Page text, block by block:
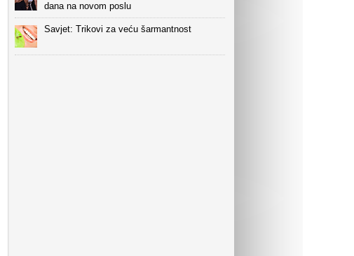
dana na novom poslu
Savjet: Trikovi za veću šarmantnost